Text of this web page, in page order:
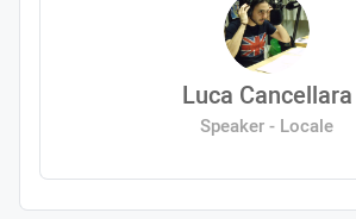
Luca Cancellara
Speaker - Locale